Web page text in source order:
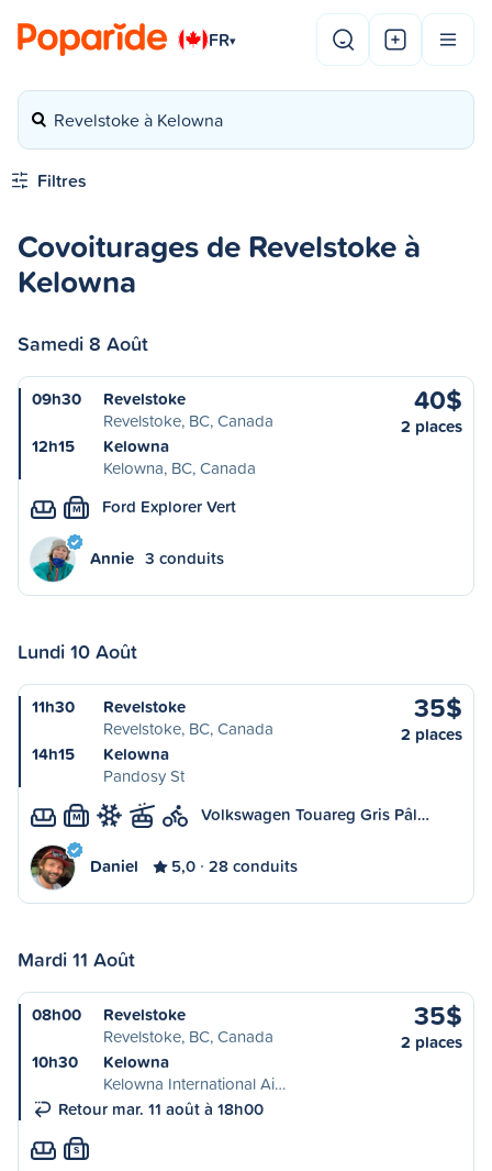
FR▾
Revelstoke à Kelowna
Filtres
Covoiturages de Revelstoke à
Kelowna
Samedi 8 Août
09h30
Revelstoke
Revelstoke, BC, Canada
12h15
Kelowna
Kelowna, BC, Canada
40$
2 places
M Ford Explorer Vert
Annie 3 conduits
Lundi 10 Août
11h30
Revelstoke
Revelstoke, BC, Canada
14h15
Kelowna
Pandosy St
35$
2 places
M Volkswagen Touareg Gris Pâl…
Daniel 5,0 28 conduits
Mardi 11 Août
08h00
Revelstoke
Revelstoke, BC, Canada
10h30
Kelowna
Kelowna International Ai…
Retour mar. 11 août à 18h00
35$
2 places
S